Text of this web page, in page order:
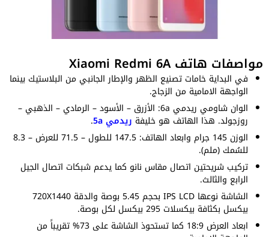
مواصفات هاتف Xiaomi Redmi 6A
في البداية خامات تصنيع الظهر والإطار الجانبي من البلاستيك بينما
الواجهة الامامية من الزجاج.
الوان شاومي ريدمي 6a: الأزرق – الأسود – الرمادي – الذهبي –
روزجولد. هذا الهاتف هو خليفة ريدمي 5a
.
الوزن 145 جرام وابعاد الهاتف: 147.5 للطول – 71.5 للعرض – 8.3
للسُمك (ملم).
تركيب شريحتين اتصال مقاس نانو كما يدعم شبكات اتصال الجيل
الرابع والثالث.
الشاشة نوعها IPS LCD بحجم 5.45 بوصة والدقة 720X1440
بيكسل بكثافة بيكسلات 295 بيكسل لكل بوصة.
ابعاد العرض 18:9 كما تستحوذ الشاشة على 73% تقريباً من